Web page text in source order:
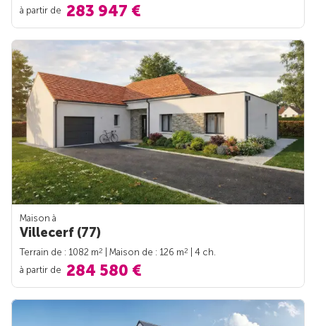
à partir de 283 947 €
Maison à
Villecerf (77)
Terrain de : 1082 m2 | Maison de : 126 m2
| 4 ch.
à partir de 284 580 €